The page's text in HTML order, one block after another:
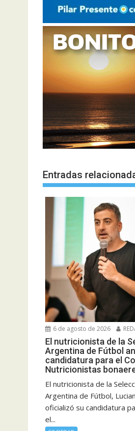
Entradas
6 de agosto de 2026
El nutricionista de la
Argentina de Fútbol
candidatura para el
Nutricionistas
El nutricionista de la
Argentina de Fútbol,
oficializó su candidatura
el...